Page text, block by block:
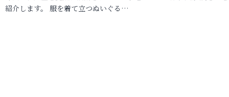
紹介します。 服を着て立つぬいぐる…